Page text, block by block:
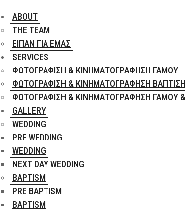
ABOUT
THE TEAM
ΕΊΠΑΝ ΓΙΑ ΕΜΆΣ
SERVICES
ΦΩΤΟΓΡΆΦΙΣΗ & ΚΙΝΗΜΑΤΟΓΡΆΦΗΣΗ ΓΆΜΟΥ
ΦΩΤΟΓΡΆΦΙΣΗ & ΚΙΝΗΜΑΤΟΓΡΆΦΗΣΗ
ΦΩΤΟΓΡΆΦΙΣΗ & ΚΙΝΗΜΑΤΟΓΡΆΦΗΣΗ ΓΆΜΟΥ
GALLERY
WEDDING
PRE WEDDING
WEDDING
NEXT DAY WEDDING
BAPTISM
PRE BAPTISM
BAPTISM